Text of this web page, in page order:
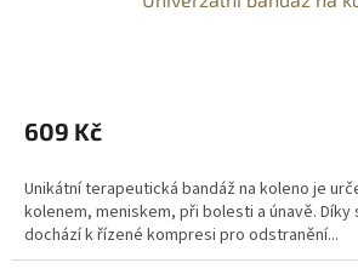
609 Kč
Unikátní terapeutická bandáž na koleno je
kolenem, meniskem, při bolesti a únavě. Díky
dochází k řízené kompresi pro odstranění...